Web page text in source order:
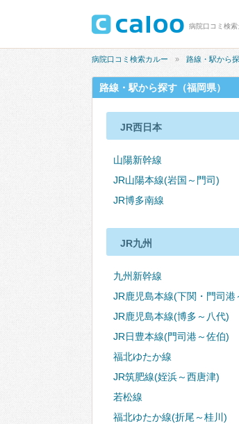
病院口コミ検索
病院口コミ検索カルー 路線・駅から
路線・駅から探す（福岡県）
JR西日本
山陽新幹線
JR山陽本線(岩国～門司)
JR博多南線
JR九州
九州新幹線
JR鹿児島本線(下関・門司港
JR鹿児島本線(博多～八代)
JR日豊本線(門司港～佐伯)
福北ゆたか線
JR筑肥線(姪浜～西唐津)
若松線
福北ゆたか線(折尾～桂川)